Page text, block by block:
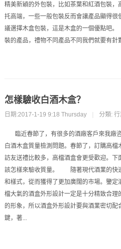
精美新穎的外包裝，比如茶葉和紅酒包裝
托高端，一些一般包裝反而會讓產品顯得
議選擇木盒包裝，這是木盒的一個優點吧
裝的產品，禮物不同產品不同我們就要有針
怎樣驗收白酒木盒？
日期:2017-1-19 9:18 Thursday | 分類: 行
臨近春節了，有很多的酒廠客戶來我廠
白酒木盒質量檢測問題。春節了，訂購高
訪友送禮比較多，高檔酒盒會更受歡迎。
該怎樣來驗收質量。 隨著現代酒業的快
和樣式，從而獲得了更加廣闊的市場。鑒
檔大氣的酒盒外形設計一定是十分精致合
的形象，所以酒盒外形設計要與酒業密切配
鍵，著...